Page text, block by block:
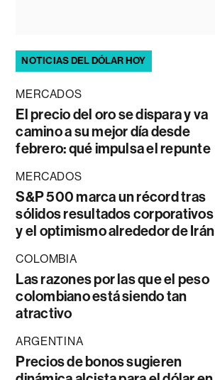
NOTICIAS DEL DÓLAR HOY
MERCADOS
El precio del oro se dispara y va
camino a su mejor día desde
febrero: qué impulsa el repunte
MERCADOS
S&P 500 marca un récord tras
sólidos resultados corporativos
y el optimismo alrededor de Irán
COLOMBIA
Las razones por las que el peso
colombiano está siendo tan
atractivo
ARGENTINA
Precios de bonos sugieren